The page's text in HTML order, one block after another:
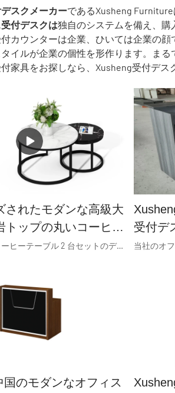
スクメーカーであるXusheng
付デスクは独自のシステムを備え、購
カウンターは企業、ひいては企業の
イルが企業の個性を形作ります。ま
家具をお探しなら、Xusheng受付デス
されたモダンな高級大
トップの丸いコーヒー
ルと金属脚のデザイン
大理石トップのコーヒーテーブル 2 台セットのデザイン。ホテルの CEO オフィス、自宅のリビングルームに最適な高級円形コーヒー テーブル。
受付デ
型
国のモダンなオフィス